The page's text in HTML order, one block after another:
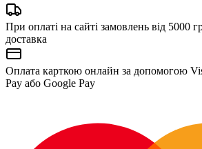
При оплаті на сайті замовлень від 5000
доставка
Оплата карткою онлайн за допомогою
Pay або Google Pay